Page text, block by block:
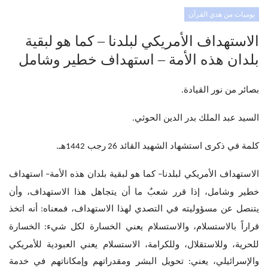
يوميات من هدي القرآن
الاستهداف الأمريكي لبلدنا – كما هو لبقية
بلدان هذه الأمة – استهداف خطير وشامل
بصائر من نور القيادة.
السيد عبد الملك بدر الدين الحوثي.
كلمة في ذكرى استشهاد الشهيد القائد 26 رجب 1442هـ.
الاستهداف الأمريكي لبلدنا– كما هو لبقية بلدان هذه الأمة–
استهداف
خطير وشامل، إذا قرر شعبٌ ما أن يتجاهل هذا الاستهداف، وأن
يتنصل عن مسؤوليته في التصدي لهذا الاستهداف، فمعناه:
أنه اتخذ
قراراً بالاستسلام، والاستسلام يعني الخسارة لكل شيء:
الخسارة
للحرية، وللاستقلال، وللكرامة، الاستسلام يعني العبودية للأمريكي
والإسرائيلي، يعني: تحويل البشر ومقدراتهم وإمكاناتهم في خدمة